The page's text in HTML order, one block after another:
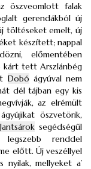
öszveomlott falak
gerendákból új
töltéseket emelt, új
készített; nappal
előmentében
kárt tett Arszlánbég
Dobó ágyúval nem
dél tájban egy kis
az elrémült
öszvetörik,
Jantsároksegédségűl
renddel
előtt. Új veszéllyel
nyilak, mellyeket a’